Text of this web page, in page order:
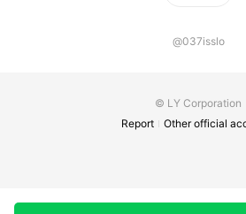
@037isslo
© LY Corporation
Report
Other official